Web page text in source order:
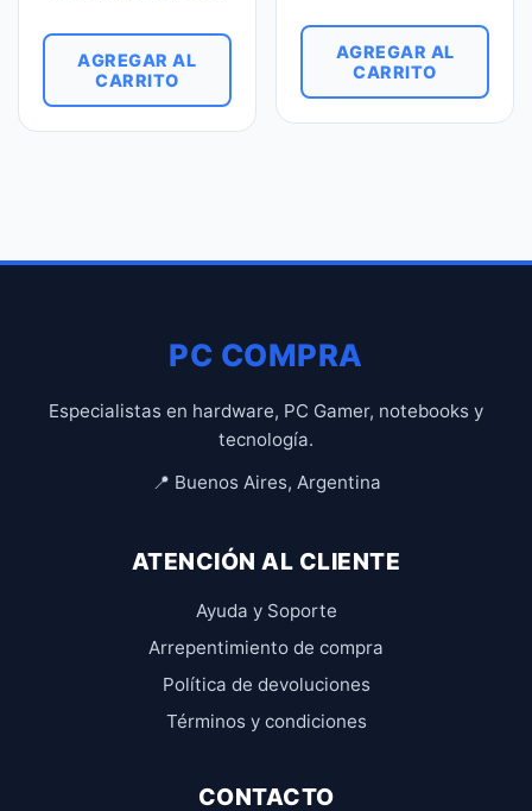
AGREGAR AL
CARRITO
AGREGAR AL
CARRITO
PC COMPRA
Especialistas en hardware, PC Gamer, notebooks y
tecnología.
📍 Buenos Aires, Argentina
ATENCIÓN AL CLIENTE
Ayuda y Soporte
Arrepentimiento de compra
Política de devoluciones
Términos y condiciones
CONTACTO